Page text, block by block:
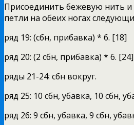
Присоединить бежевую нить и
петли на обеих ногах
ряд 19: (сбн, прибавка) * 6. [18]
ряд 20: (2 сбн, прибавка) * 6. [24]
ряды 21-24: сбн вокруг.
ряд 25: 10 сбн, убавка, 10 сбн,
ряд 26: 9 сбн, убавка, 9 сбн,